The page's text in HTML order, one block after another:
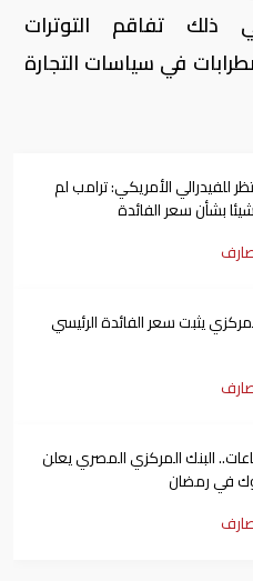
ذلك تفاقم التوترات
في سياسات التجارة
للفيدرالي الأمريكي: ترامب لم
بشأن سعر الفائدة
يثبت سعر الفائدة الرئيسي
5 ساعات.. البنك المركزي المصري يعلن
في رمضان